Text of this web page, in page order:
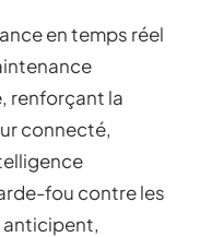
en temps réel
renforçant la
connecté,
fou contre les
anticipent,